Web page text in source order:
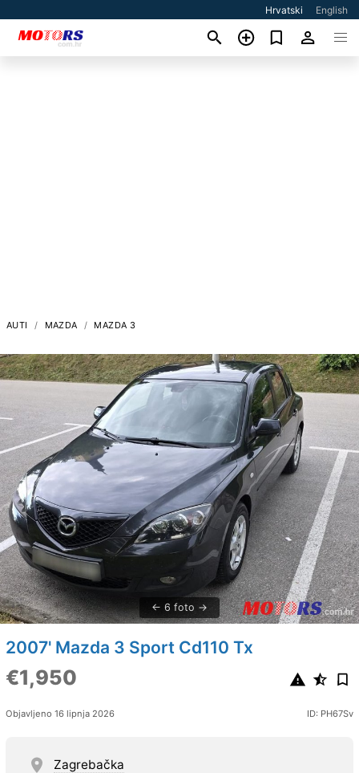
Hrvatski English
AUTI MAZDA MAZDA 3
6 foto
2007' Mazda 3 Sport Cd110 Tx
€1,950
Objavljeno 16 lipnja 2026 ID: PH67Sv
Zagrebačka